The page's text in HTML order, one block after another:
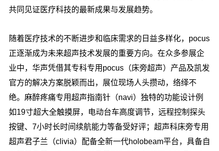
共同见证医疗科技的最新成果与发展趋势。
随着医疗技术的不断进步和临床需求的日益多样化，pocus
正逐渐成为未来超声技术发展的重要方向。在众多参展企
业中，华声凭借其专科专用pocus（床旁超声）产品及凯发
官方的解决方案脱颖而出，展位现场人头攒动，络绎不
绝。麻醉疼痛专用超声指南针（navi）独特的功能设计例
如19寸超大全触摸屏，电动台车高度调节，远程控制探头
按键、7小时长时间续航能力等备受好评；超声科床旁专用
超声君子兰（clivia）配备全新一代holobeam平台，具备自